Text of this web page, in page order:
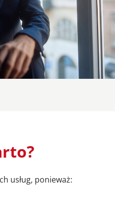
usług, ponieważ: